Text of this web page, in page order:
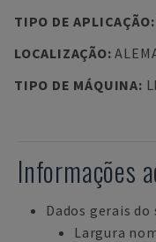
TIPO DE APLICAÇÃO:
LOCALIZAÇÃO:
TIPO DE MÁQUINA:
Informações
Dados gerais do
Largura